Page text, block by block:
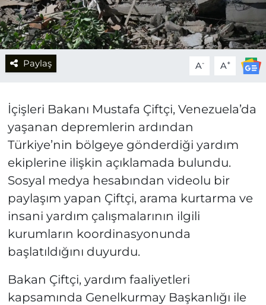
Paylaş A- A+
İçişleri Bakanı Mustafa Çiftçi, Venezuela’da
yaşanan depremlerin ardından
Türkiye’nin bölgeye gönderdiği yardım
ekiplerine ilişkin açıklamada bulundu.
Sosyal medya hesabından videolu bir
paylaşım yapan Çiftçi, arama kurtarma ve
insani yardım çalışmalarının ilgili
kurumların koordinasyonunda
başlatıldığını duyurdu.
Bakan Çiftçi, yardım faaliyetleri
kapsamında Genelkurmay Başkanlığı ile